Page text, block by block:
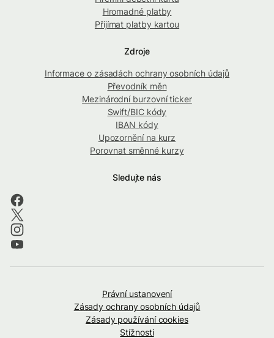
Hromadné platby
Přijímat platby kartou
Zdroje
Informace o zásadách ochrany osobních údajů
Převodník měn
Mezinárodní burzovní ticker
Swift/BIC kódy
IBAN kódy
Upozornění na kurz
Porovnat směnné kurzy
Sledujte nás
Právní ustanovení
Zásady ochrany osobních údajů
Zásady používání cookies
Stížnosti